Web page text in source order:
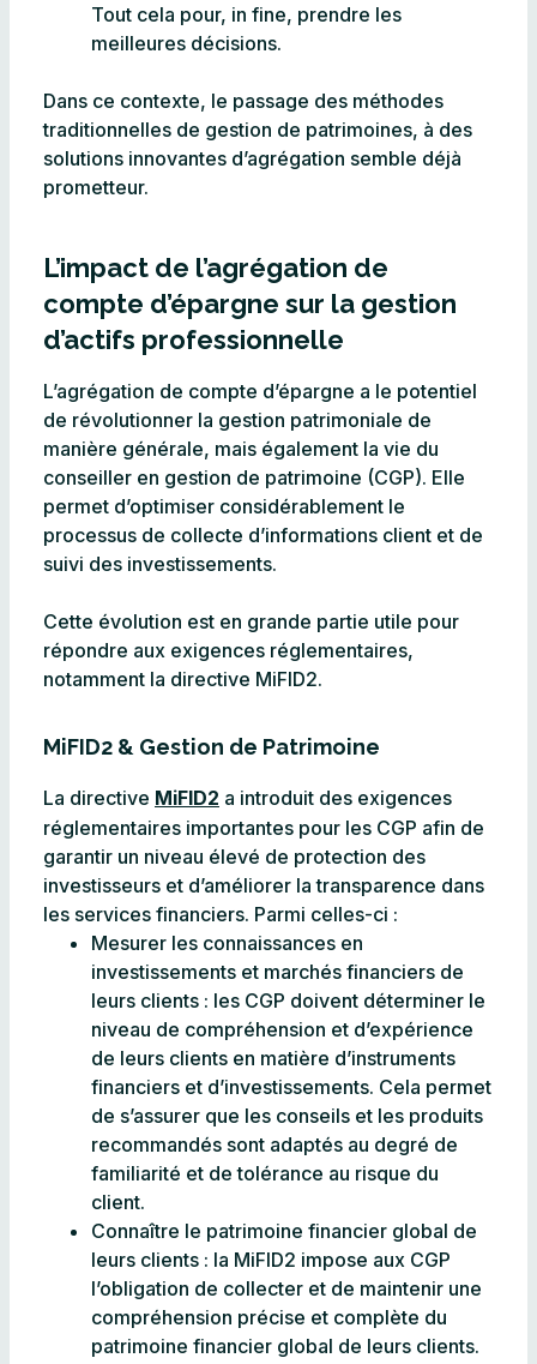
Tout cela pour, in fine, prendre les
meilleures décisions.
Dans ce contexte, le passage des méthodes
traditionnelles de gestion de patrimoines, à des
solutions innovantes d’agrégation semble déjà
prometteur.
L’impact de l’agrégation de
compte d’épargne sur la gestion
d’actifs professionnelle
L’agrégation de compte d’épargne a le potentiel
de révolutionner la gestion patrimoniale de
manière générale, mais également la vie du
conseiller en gestion de patrimoine (CGP). Elle
permet d’optimiser considérablement le
processus de collecte d’informations client et de
suivi des investissements.
Cette évolution est en grande partie utile pour
répondre aux exigences réglementaires,
notamment la directive MiFID2.
MiFID2 & Gestion de Patrimoine
La directive MiFID2 a introduit des exigences
réglementaires importantes pour les CGP afin de
garantir un niveau élevé de protection des
investisseurs et d’améliorer la transparence dans
les services financiers. Parmi celles-ci :
Mesurer les connaissances en
investissements et marchés financiers de
leurs clients : les CGP doivent déterminer le
niveau de compréhension et d’expérience
de leurs clients en matière d’instruments
financiers et d’investissements. Cela permet
de s’assurer que les conseils et les produits
recommandés sont adaptés au degré de
familiarité et de tolérance au risque du
client.
Connaître le patrimoine financier global de
leurs clients : la MiFID2 impose aux CGP
l’obligation de collecter et de maintenir une
compréhension précise et complète du
patrimoine financier global de leurs clients.